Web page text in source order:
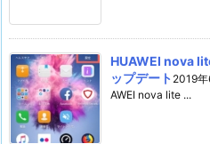
HUAWEI nova
ップデート 2019
AWEI nova lite ...